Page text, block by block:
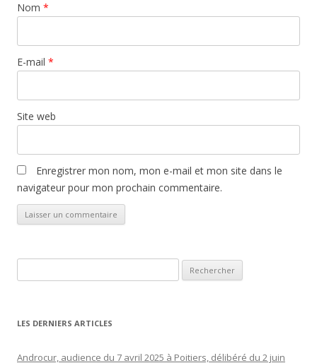
Nom *
E-mail *
Site web
Enregistrer mon nom, mon e-mail et mon site dans le
navigateur pour mon prochain commentaire.
LES DERNIERS ARTICLES
Androcur, audience du 7 avril 2025 à Poitiers, délibéré du 2 juin